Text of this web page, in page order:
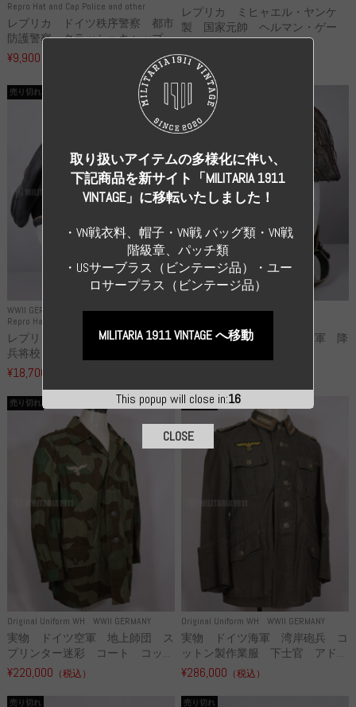
Repro Hat and Cap Police and other
レプリカ ドイツ秩序警察 都市
防護警察 クラッシュキャップ...
¥9,900
レプリカ ミヒャエル・ヤンケ
製 国家元帥 ヘルマン・ゲー
リ...
¥55,000
WWII GERMANY
Repro Hat and Cap SS and WSS
売り切れ
レプリカ 武装親衛隊 WSS 歩
兵将校 クラッシュキャップ ...
¥18,700
WWII GERMANY
売り切れ
高品質レプリカ ドイツ空軍 降
Original Uniform WH WWII GERMANY
売り切れ
実物 ドイツ空軍 地上師団 ス
プリンター迷彩 コート コッ...
¥220,000 （税込）
Original Uniform WH WWII GERMANY
売り切れ
実物 ドイツ海軍 湾岸砲兵 コ
ットン製作業服 下士官 アド...
¥286,000 （税込）
売り切れ 売り切れ
This popup will close in:15
取り扱いアイテムの多様化に伴い、
下記商品を新サイト「MILITARIA 1911
VINTAGE」に移転いたしました！
・VN戦衣料、帽子・VN戦 バッグ類・VN戦
階級章、パッチ類
・USサーブラス（ビンテージ品）・ユー
ロサープラス（ビンテージ品）
MILITARIA 1911 VINTAGE へ移動
CLOSE